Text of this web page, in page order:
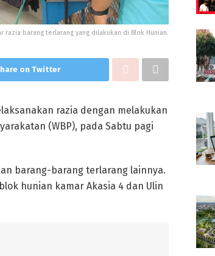
razia barang terlarang yang dilakukan di Blok Hunian.
on Twitter
razia dengan melakukan
(WBP), pada Sabtu pagi
barang-barang terlarang lainnya.
hunian kamar Akasia 4 dan Ulin